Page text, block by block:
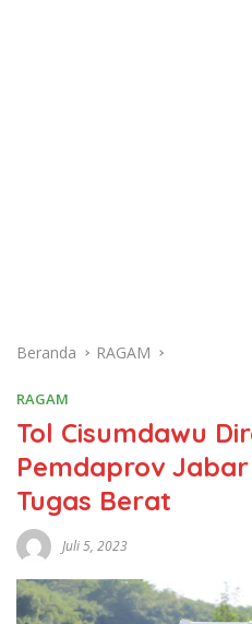
Beranda RAGAM
RAGAM
Tol Cisumdawu
Pemdaprov
Tugas Berat
Juli 5, 2023